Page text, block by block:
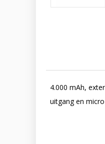
4.000 mAh,
uitgang en